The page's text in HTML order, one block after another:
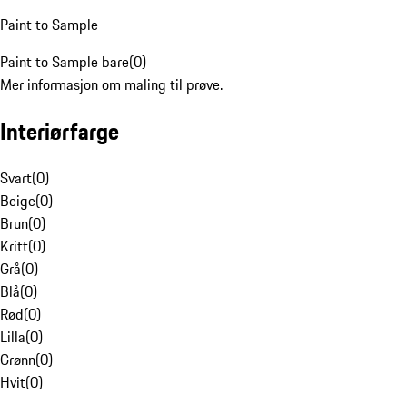
Paint to Sample
Paint to Sample bare(0)
Mer informasjon om maling til prøve.
Interiørfarge
Svart(0)
Beige(0)
Brun(0)
Kritt(0)
Grå(0)
Blå(0)
Rød(0)
Lilla(0)
Grønn(0)
Hvit(0)